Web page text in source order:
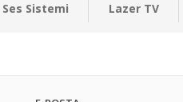
Ses Sistemi Lazer TV